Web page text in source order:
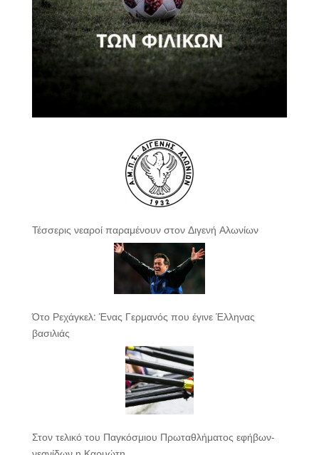
Τέσσερις νεαροί παραμένουν στον Διγενή Αλωνίων
Ότο Ρεχάγκελ: Ένας Γερμανός που έγινε Έλληνας
βασιλιάς
Στον τελικό του Παγκόσμιου Πρωταθλήματος εφήβων-